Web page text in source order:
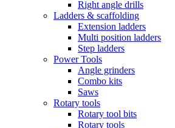
Right angle drills
Ladders & scaffolding
Extension ladders
Multi position ladders
Step ladders
Power Tools
Angle grinders
Combo kits
Saws
Rotary tools
Rotary tool bits
Rotary tools